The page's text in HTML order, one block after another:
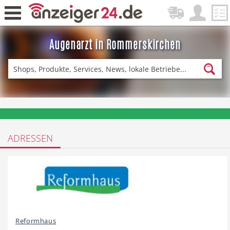
Augenarzt in Rommerskirchen
Zurück
Fitness & Sport Einkaufen
DE-News News
Restaurant
ADRESSEN
Reformhaus